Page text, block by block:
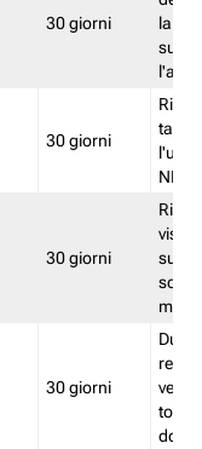
30 giorni
la
30 giorni
NL
30 giorni
visto
30 giorni
torna
dopo